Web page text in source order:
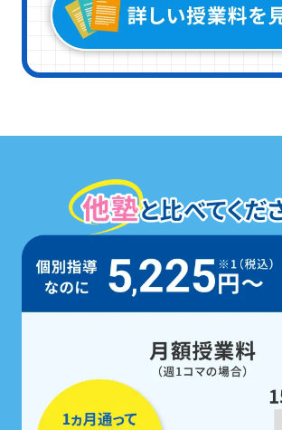
定期テスト前は、